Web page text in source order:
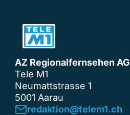
AZ Regionalfernsehen AG
Tele M1
Neumattstrasse 1
5001 Aarau
redaktion@telem1.ch